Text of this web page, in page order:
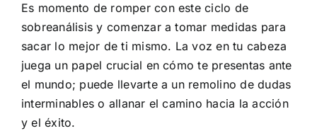
Es momento de romper con este ciclo de
sobreanálisis y comenzar a tomar medidas para
sacar lo mejor de ti mismo. La voz en tu cabeza
juega un papel crucial en cómo te presentas ante
el mundo; puede llevarte a un remolino de dudas
interminables o allanar el camino hacia la acción
y el éxito.